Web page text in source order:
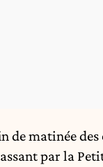
de matinée
par la